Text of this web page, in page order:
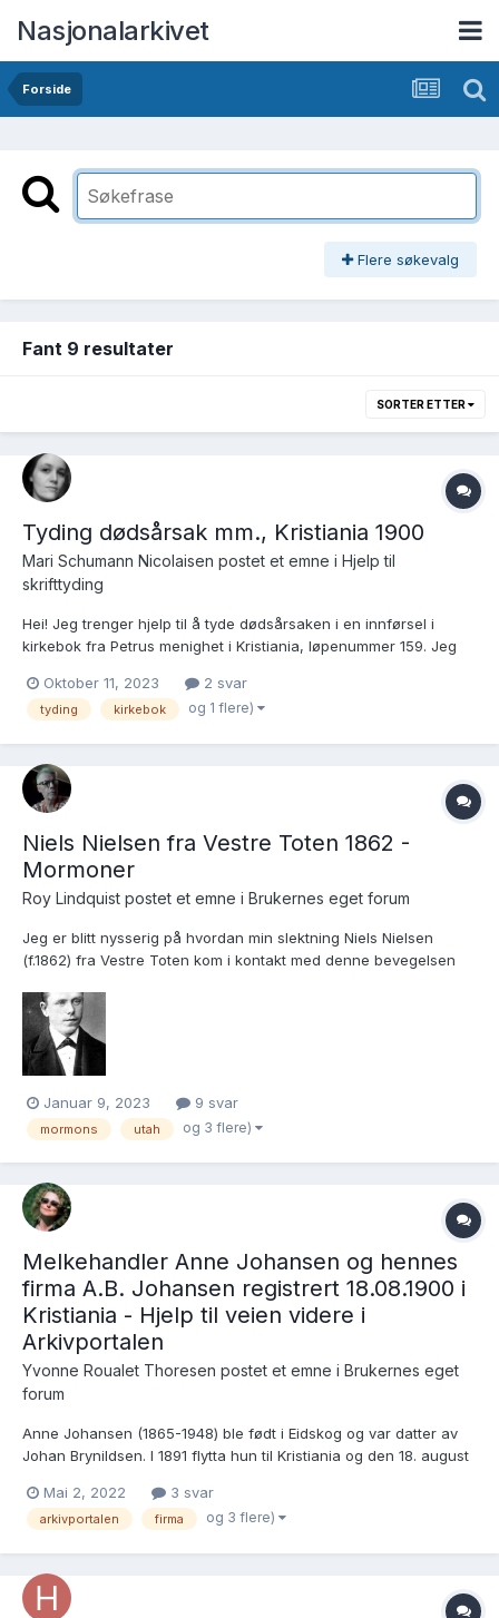
Nasjonalarkivet
Forside
Flere søkevalg
Fant 9 resultater
SORTER ETTER
Tyding dødsårsak mm., Kristiania 1900
Mari Schumann Nicolaisen postet et emne i Hjelp til
skrifttyding
Hei! Jeg trenger hjelp til å tyde dødsårsaken i en innførsel i
kirkebok fra Petrus menighet i Kristiania, løpenummer 159. Jeg
da..). Tar gjerne imot bekreftelse/avkreftelse i forhold til resten
av innholdet også. Jeg...
Oktober 11, 2023 2 svar
tyding kirkebok og 1 flere)
Niels Nielsen fra Vestre Toten 1862 -
Mormoner
Roy Lindquist postet et emne i Brukernes eget forum
Jeg er blitt nysserig på hvordan min slektning Niels Nielsen
(f.1862) fra Vestre Toten kom i kontakt med denne bevegelsen
dykke ned i stoff ang min slektsforskning. Fikk norske økonomisk
hjelp til å reise til Utah og bli med i kirken der??...
Januar 9, 2023 9 svar
mormons utah og 3 flere)
Melkehandler Anne Johansen og hennes
firma A.B. Johansen registrert 18.08.1900 i
Kristiania - Hjelp til veien videre i
Arkivportalen
Yvonne Roualet Thoresen postet et emne i Brukernes eget
forum
Anne Johansen (1865-1948) ble født i Eidskog og var datter av
Johan Brynildsen. I 1891 flytta hun til Kristiania og den 18. august
melkehandel/meierihandel/delikatesseforretning først i Christies
gate 36 (1900-1906) og deretter i Lakkegata 45....
Mai 2, 2022 3 svar
arkivportalen firma og 3 flere)